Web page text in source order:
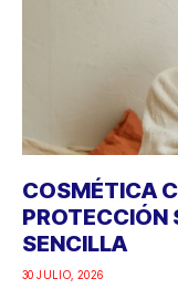
COSMÉTICA
PROTECCIÓN
SENCILLA
30 JULIO, 2026